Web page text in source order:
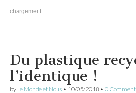
chargement…
Du plastique
l’identique !
by Le Monde et Nous • 10/05/2018 • 0